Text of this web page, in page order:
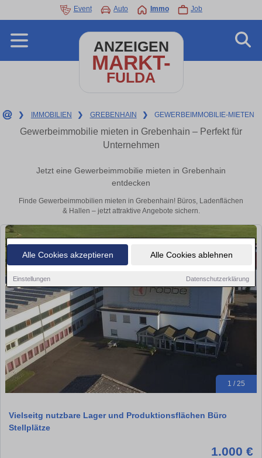
Alle Cookies akzeptieren Alle Cookies ablehnen
Einstellungen Datenschutzerklärung
Event Auto Immo Job
ANZEIGEN
MARKT-
FULDA
❯ IMMOBILIEN ❯ GREBENHAIN ❯ GEWERBEIMMOBILIE-MIETEN
Gewerbeimmobilie mieten in Grebenhain – Perfekt für
Unternehmen
Jetzt eine Gewerbeimmobilie mieten in Grebenhain
entdecken
Finde Gewerbeimmobilien mieten in Grebenhain! Büros, Ladenflächen
& Hallen – jetzt attraktive Angebote sichern.
1 / 25
Vielseitg nutzbare Lager und Produktionsflächen Büro
Stellplätze
1.000 €